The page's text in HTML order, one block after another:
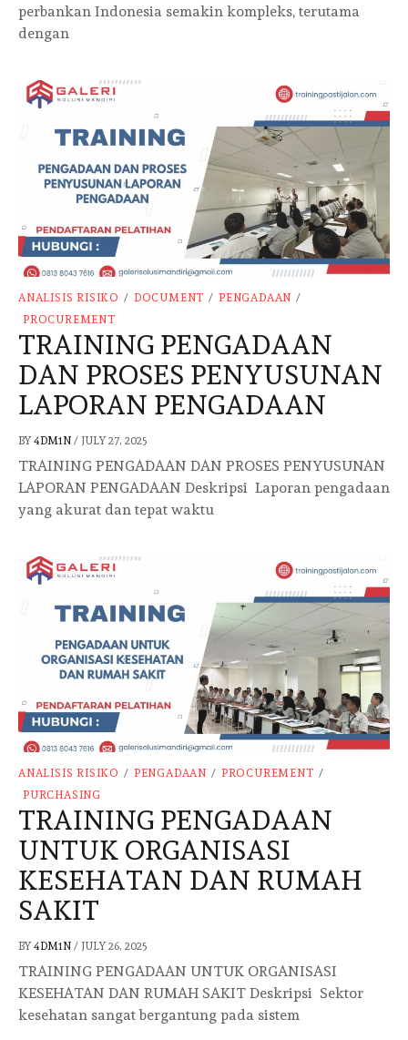
perbankan Indonesia semakin kompleks, terutama
dengan
ANALISIS RISIKO / DOCUMENT / PENGADAAN /
PROCUREMENT
TRAINING PENGADAAN
DAN PROSES PENYUSUNAN
LAPORAN PENGADAAN
BY 4DM1N / JULY 27, 2025
TRAINING PENGADAAN DAN PROSES PENYUSUNAN
LAPORAN PENGADAAN Deskripsi Laporan pengadaan
yang akurat dan tepat waktu
ANALISIS RISIKO / PENGADAAN / PROCUREMENT /
PURCHASING
TRAINING PENGADAAN
UNTUK ORGANISASI
KESEHATAN DAN RUMAH
SAKIT
BY 4DM1N / JULY 26, 2025
TRAINING PENGADAAN UNTUK ORGANISASI
KESEHATAN DAN RUMAH SAKIT Deskripsi Sektor
kesehatan sangat bergantung pada sistem